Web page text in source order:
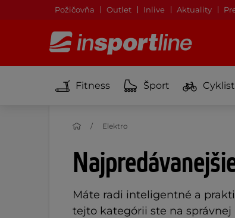
Požičovňa Outlet Inlive Aktuality
Fitness Šport
Máte radi inteligentné a
tejto kategórii ste na
Elektro